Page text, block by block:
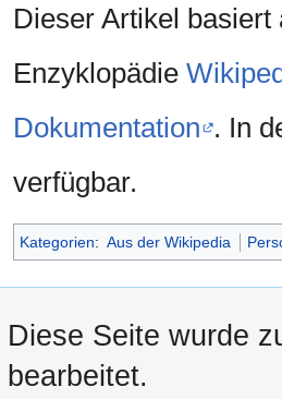
Dieser Artikel
Enzyklopädie
Dokumentation . In
verfügbar.
Kategorien: Aus der Wikipedia
Diese Seite wurde
bearbeitet.